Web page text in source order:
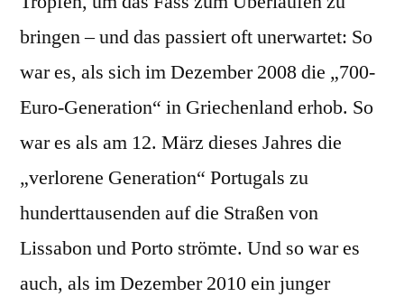
bringen – und das passiert oft unerwartet: So
war es, als sich im Dezember 2008 die „700-
Euro-Generation“ in Griechenland erhob. So
war es als am 12. März dieses Jahres die
„verlorene Generation“ Portugals zu
hunderttausenden auf die Straßen von
Lissabon und Porto strömte. Und so war es
auch, als im Dezember 2010 ein junger